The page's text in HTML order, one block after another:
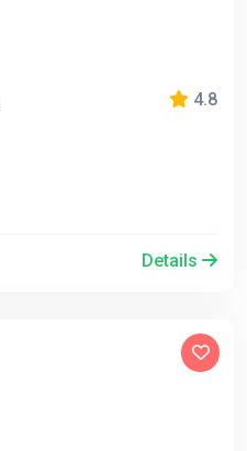
4.8
Details